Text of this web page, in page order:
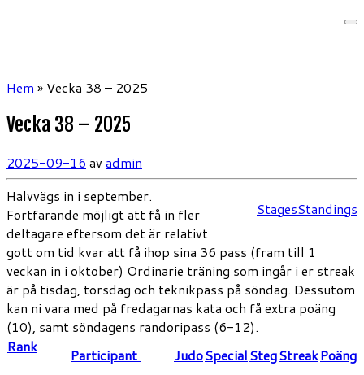
Hem » Vecka 38 – 2025
Vecka 38 – 2025
2025-09-16 av admin
StagesStandings
Halvvägs in i september.
Fortfarande möjligt att få in fler
deltagare eftersom det är relativt
gott om tid kvar att få ihop sina 36 pass (fram till 1
veckan in i oktober) Ordinarie träning som ingår i er streak
är på tisdag, torsdag och teknikpass på söndag. Dessutom
kan ni vara med på fredagarnas kata och få extra poäng
(10), samt söndagens randoripass (6-12).
Rank
Participant JudoSpecialStegStreakPoäng